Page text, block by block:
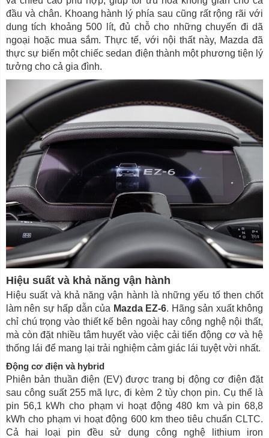
đầu và chân. Khoang hành lý phía sau cũng rất rộng rãi với
dung tích khoảng 500 lít, đủ chỗ cho những chuyến đi dã
ngoại hoặc mua sắm. Thực tế, với nội thất này, Mazda đã
thực sự biến một chiếc sedan điện thành một phương tiện lý
tưởng cho cả gia đình.
Hiệu suất và khả năng vận hành
Hiệu suất và khả năng vận hành là những yếu tố then chốt
làm nên sự hấp dẫn của Mazda EZ-6. Hãng sản xuất không
chỉ chú trọng vào thiết kế bên ngoài hay công nghệ nội thất,
mà còn đặt nhiều tâm huyết vào việc cải tiến động cơ và hệ
thống lái để mang lại trải nghiệm cảm giác lái tuyệt vời nhất.
Động cơ điện và hybrid
Phiên bản thuần điện (EV) được trang bị động cơ điện đặt
sau công suất 255 mã lực, đi kèm 2 tùy chọn pin. Cụ thể là
pin 56,1 kWh cho phạm vi hoạt động 480 km và pin 68,8
kWh cho phạm vi hoạt động 600 km theo tiêu chuẩn CLTC.
Cả hai loại pin đều sử dụng công nghệ lithium iron